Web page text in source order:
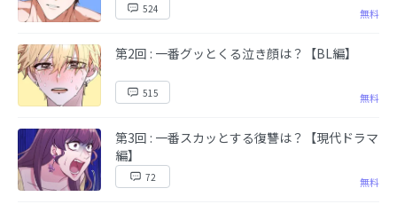
524 無料
第2回 : 一番グッとくる泣き顔は？【BL編】
515 無料
第3回 : 一番スカッとする復讐は？【現代ドラマ
編】
72 無料